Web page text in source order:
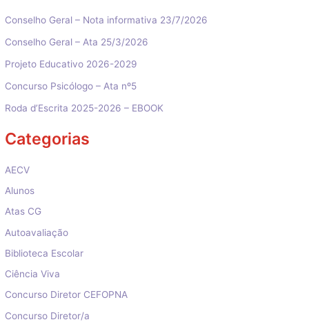
Conselho Geral – Nota informativa 23/7/2026
Conselho Geral – Ata 25/3/2026
Projeto Educativo 2026-2029
Concurso Psicólogo – Ata nº5
Roda d’Escrita 2025-2026 – EBOOK
Categorias
AECV
Alunos
Atas CG
Autoavaliação
Biblioteca Escolar
Ciência Viva
Concurso Diretor CEFOPNA
Concurso Diretor/a